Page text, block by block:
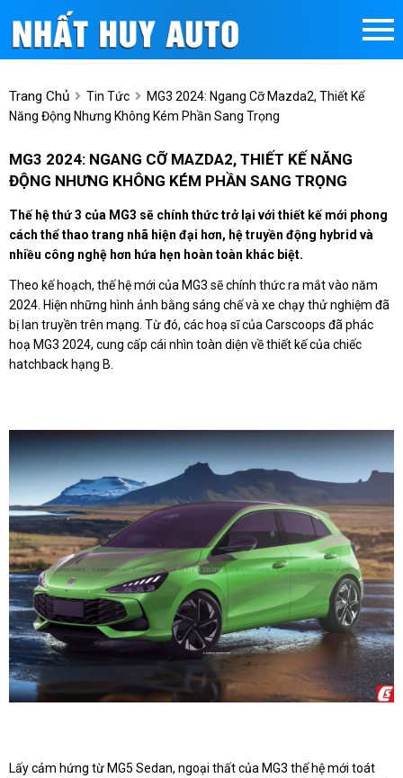
Trang Chủ Tin Tức
MG3 2024: Ngang Cỡ Mazda2, Thiết Kế
Năng Động Nhưng Không Kém Phần Sang Trọng
MG3 2024: NGANG CỠ MAZDA2, THIẾT KẾ NĂNG
ĐỘNG NHƯNG KHÔNG KÉM PHẦN SANG TRỌNG
Thế hệ thứ 3 của MG3 sẽ chính thức trở lại với thiết kế mới phong
cách thể thao trang nhã hiện đại hơn, hệ truyền động hybrid và
nhiều công nghệ hơn hứa hẹn hoàn toàn khác biệt.
Theo kế hoạch, thế hệ mới của MG3 sẽ chính thức ra mắt vào năm
2024. Hiện những hình ảnh bằng sáng chế và xe chạy thử nghiệm đã
bị lan truyền trên mạng. Từ đó, các hoạ sĩ của Carscoops đã phác
hoạ MG3 2024, cung cấp cái nhìn toàn diện về thiết kế của chiếc
hatchback hạng B.
Lấy cảm hứng từ MG5 Sedan, ngoại thất của MG3 thế hệ mới toát